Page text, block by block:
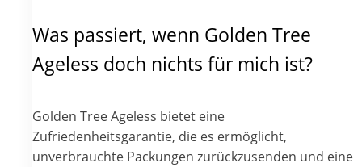
Was passiert, wenn Golden Tree
Ageless doch nichts für mich ist?
Golden Tree Ageless bietet eine
Zufriedenheitsgarantie, die es ermöglicht,
unverbrauchte Packungen zurückzusenden und eine